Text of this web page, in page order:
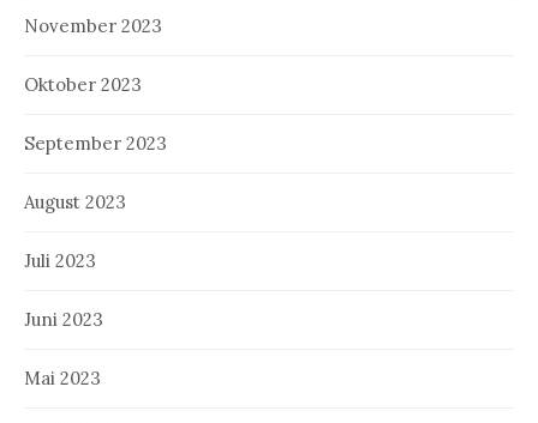
November 2023
Oktober 2023
September 2023
August 2023
Juli 2023
Juni 2023
Mai 2023